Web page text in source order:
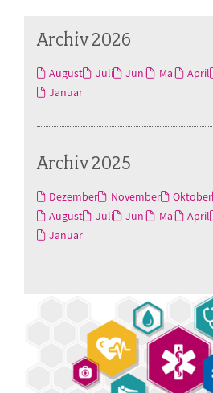
Archiv 2026
August Juli Juni Mai April
Januar
Archiv 2025
Dezember November Oktober
August
Juli Juni Mai April
Januar